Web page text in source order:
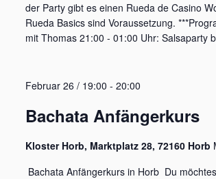
der Party gibt es einen Rueda de Casino
Rueda Basics sind Voraussetzung.
mit Thomas 21:00 - 01:00 Uhr: Salsaparty
Februar 26 / 19:00 - 20:00
Bachata Anfängerkurs
Kloster Horb, Marktplatz 28, 72160 Horb
Bachata Anfängerkurs in Horb Du